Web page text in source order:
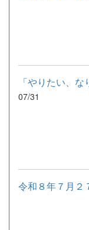
「やりたい、
07/31
令和８年７月２